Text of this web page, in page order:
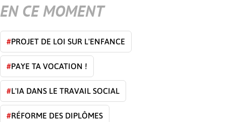
EN CE MOMENT
#PROJET DE LOI SUR L'ENFANCE
#PAYE TA VOCATION !
#L'IA DANS LE TRAVAIL SOCIAL
#RÉFORME DES DIPLÔMES